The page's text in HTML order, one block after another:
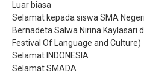
Luar biasa
Selamat kepada siswa SMA
Bernadeta Salwa Nirina Kaylasari
Festival Of Language and Culture)
Selamat INDONESIA
Selamat SMADA